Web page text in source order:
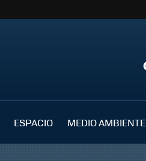
ESPACIO MEDIO AMBIENTE